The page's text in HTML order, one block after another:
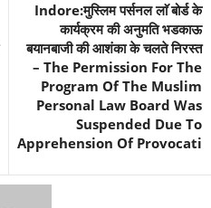
Indore:मुस्लिम पर्सनल लाॅ बोर्ड के
कार्यक्रम की अनुमति भडकाऊ
बयानबाजी की आशंका के चलते निरस्त
– The Permission For The
Program Of The Muslim
Personal Law Board Was
Suspended Due To
Apprehension Of Provocati